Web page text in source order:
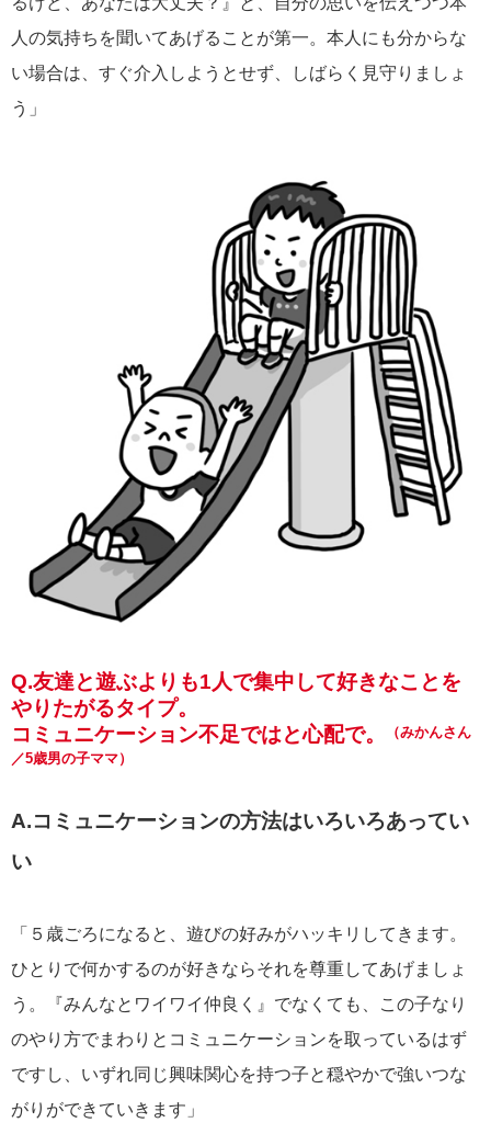
人の気持ちを聞いてあげることが第一。本人にも分からな
い場合は、すぐ介入しようとせず、しばらく見守りましょ
う」
Q.友達と遊ぶよりも1人で集中して好きなことを
やりたがるタイプ。
コミュニケーション不足ではと心配で。
（みかんさん
／5歳男の子ママ）
A.コミュニケーションの方法はいろいろあってい
い
「５歳ごろになると、遊びの好みがハッキリしてきます。
ひとりで何かするのが好きならそれを尊重してあげましょ
う。『みんなとワイワイ仲良く』でなくても、この子なり
のやり方でまわりとコミュニケーションを取っているはず
ですし、いずれ同じ興味関心を持つ子と穏やかで強いつな
がりができていきます」